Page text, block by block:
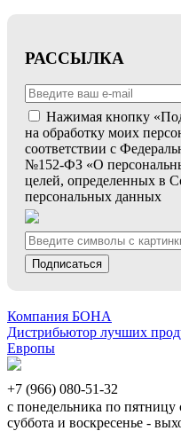
РАССЫЛКА
Нажимая кнопку
на обработку моих
соответствии с
№152-ФЗ «О
целей, определенных в
персональных данных
Подписаться
Компания БОНА
Дистрибьютор лучших
Европы
+7 (966) 080-51-32
с понедельника по пятницу
суббота и воскресенье -